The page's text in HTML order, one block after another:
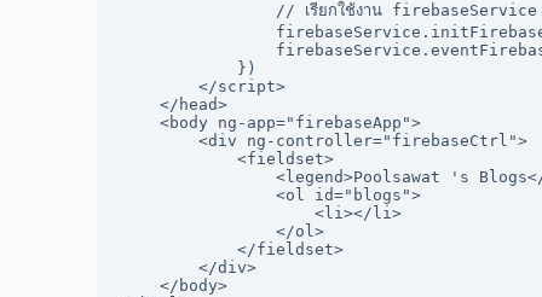
// เรียกใช้งาน firebaseService
            })
        </script>
    </head>
    <body ng-app="firebaseApp">
        <div ng-controller="firebaseCtrl">
            <fieldset>
<legend>Poolsawat 's
                <ol id="blogs">
                    <li></li>
                </ol>
            </fieldset>
        </div>
    </body>